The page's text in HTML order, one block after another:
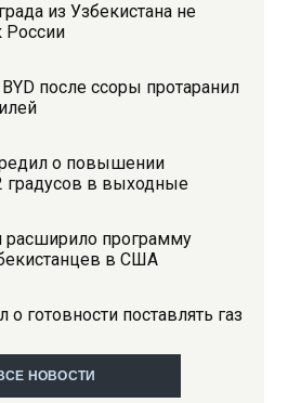
из Узбекистана не
России
после ссоры протаранил
о повышении
градусов в выходные
расширило программу
в США
готовности поставлять газ
НОВОСТИ